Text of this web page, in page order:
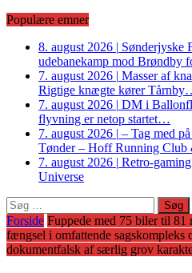
Populære emner
8. august 2026 | Sønderjyske
udebanekamp mod Brøndby
7. august 2026 | Masser af
Rigtige knægte kører
7. august 2026 | DM i
flyvning er netop startet…
7. august 2026 | – Tag med
Tønder – Hoff Running Club
7. august 2026 | Retro-
Universe
Søg
efter:
Forside Fuppede med 75 biler til
fængsel i omfattende sagskompleks
dokumentfalsk af særlig grov